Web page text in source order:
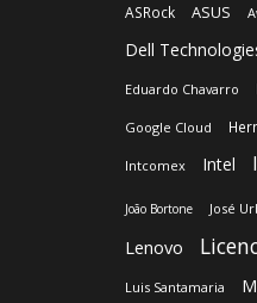
ASRock
ASUS
Dell
Eduardo Chavarro
Google Cloud
Intcomex Intel
João Bortone José
Lenovo
Luis Santamaria